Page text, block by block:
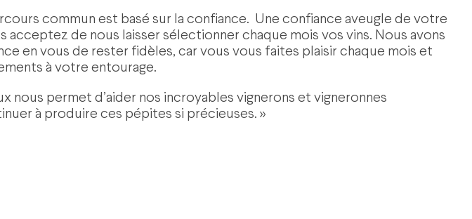
commun est basé sur la confiance. Une confiance aveugle de votre
acceptez de nous laisser sélectionner chaque mois vos vins. Nous avons
en vous de rester fidèles, car vous vous faites plaisir chaque mois et
à votre entourage.
nous permet d’aider nos incroyables vignerons et vigneronnes
à produire ces pépites si précieuses. »